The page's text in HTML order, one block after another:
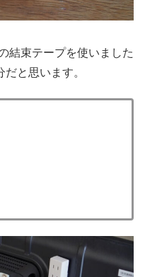
結束テープを使いました
と思います。